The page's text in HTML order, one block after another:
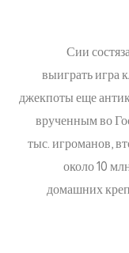
Сии
выиграть игра
джекпоты еще
врученным во
тыс. игроманов,
около 10
домашних